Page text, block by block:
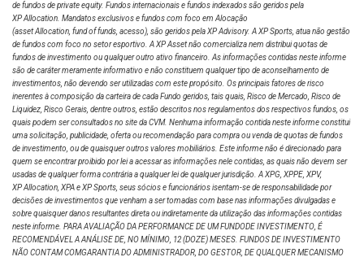
de fundos de private equity. Fundos internacionais e fundos indexados são geridos pela
XP Allocation. Mandatos exclusivos e fundos com foco em Alocação
(asset Allocation, fund of funds, acesso), são geridos pela XP Advisory. A XP Sports, atua não gestão
de fundos com foco no setor esportivo. A XP Asset não comercializa nem distribui quotas de
fundos de investimento ou qualquer outro ativo financeiro. As informações contidas neste informe
são de caráter meramente informativo e não constituem qualquer tipo de aconselhamento de
investimentos, não devendo ser utilizadas com este propósito. Os principais fatores de risco
inerentes à composição da carteira de cada Fundo geridos, tais quais, Risco de Mercado, Risco de
Liquidez, Risco Gerais, dentre outros, estão descritos nos regulamentos dos respectivos fundos, os
quais podem ser consultados no site da CVM. Nenhuma informação contida neste informe constitui
uma solicitação, publicidade, oferta ou recomendação para compra ou venda de quotas de fundos
de investimento, ou de quaisquer outros valores mobiliários. Este informe não é direcionado para
quem se encontrar proibido por lei a acessar as informações nele contidas, as quais não devem ser
usadas de qualquer forma contrária a qualquer lei de qualquer jurisdição. A XPG, XPPE, XPV,
XP Allocation, XPA e XP Sports, seus sócios e funcionários isentam-se de responsabilidade por
decisões de investimentos que venham a ser tomadas com base nas informações divulgadas e
sobre quaisquer danos resultantes direta ou indiretamente da utilização das informações contidas
neste informe. PARA AVALIAÇÃO DA PERFORMANCE DE UM FUNDODE INVESTIMENTO, É
RECOMENDÁVEL A ANÁLISE DE, NO MÍNIMO, 12 (DOZE) MESES. FUNDOS DE INVESTIMENTO
NÃO CONTAM COMGARANTIA DO ADMINISTRADOR, DO GESTOR, DE QUALQUER MECANISMO